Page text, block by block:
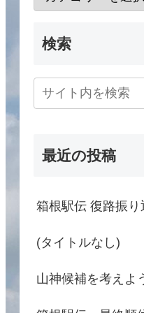
検索
最近の投稿
箱根駅伝 復路振り
(タイトルなし)
山神候補を考えよ